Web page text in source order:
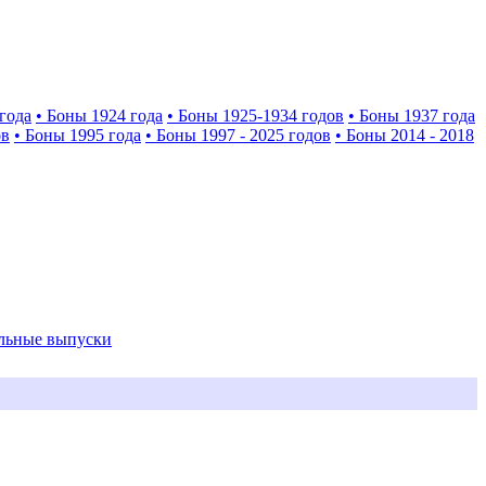
• Боны 1924 года • Боны 1925-1934 годов • Боны 1937 года
• Боны 1995 года • Боны 1997 - 2025 годов • Боны 2014 - 2018
выпуски